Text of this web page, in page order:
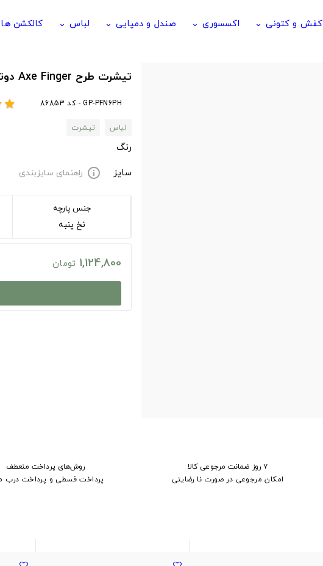
کفش و کتونی keyboard_arrow_down اکسسوری keyboard_arrow_down صندل و دمپایی keyboard_arrow_down لباس keyboard_arrow_down کالکشن ها
تیشرت طرح Axe Finger دوتا دو
GP-PFN6PH - کد 86853 star
لباس
تیشرت
رنگ
سایز
info راهنمای سایزبندی
جنس پارچه
نخ پنبه
1,124,800 تومان
۷ روز ضمانت مرجوعی کالا
امکان مرجوعی در صورت نا رضایتی
روش‌های پرداخت منعطف
پرداخت قسطی و پرداخت درب